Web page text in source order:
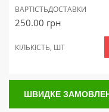
ВАРТІСТЬДОСТАВКИ
250.00 грн
КІЛЬКІСТЬ, ШТ
ШВИДКЕ